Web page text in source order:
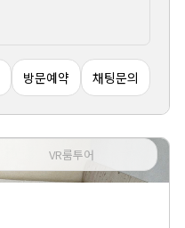
방문예약 채팅문의
VR룸투어